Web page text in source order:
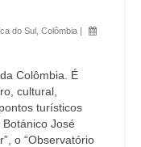
do Sul Colômbia |
Colômbia. É
cultural,
turísticos
José
o “Observatório